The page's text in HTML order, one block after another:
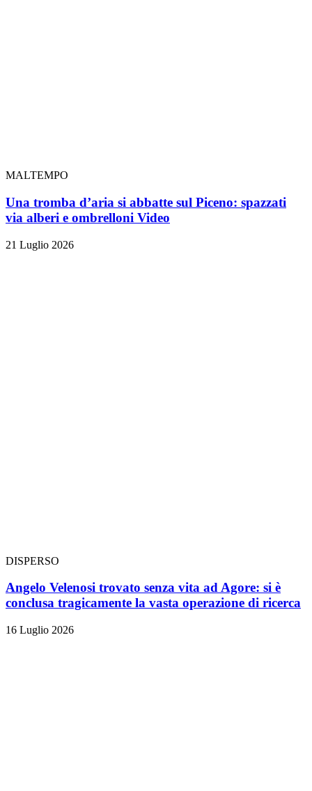
MALTEMPO
Una tromba d’aria si abbatte sul Piceno: spazzati
via alberi e ombrelloni Video
21 Luglio 2026
DISPERSO
Angelo Velenosi trovato senza vita ad Agore: si è
conclusa tragicamente la vasta operazione di ricerca
16 Luglio 2026